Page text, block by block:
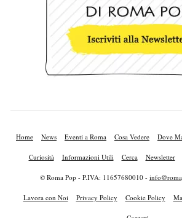
Home News Eventi a Roma Cosa Vedere Dove
Curiosità Informazioni Utili Cerca Newsletter
© Roma Pop - P.IVA: 11657680010 -
Lavora con Noi Privacy Policy Cookie Policy